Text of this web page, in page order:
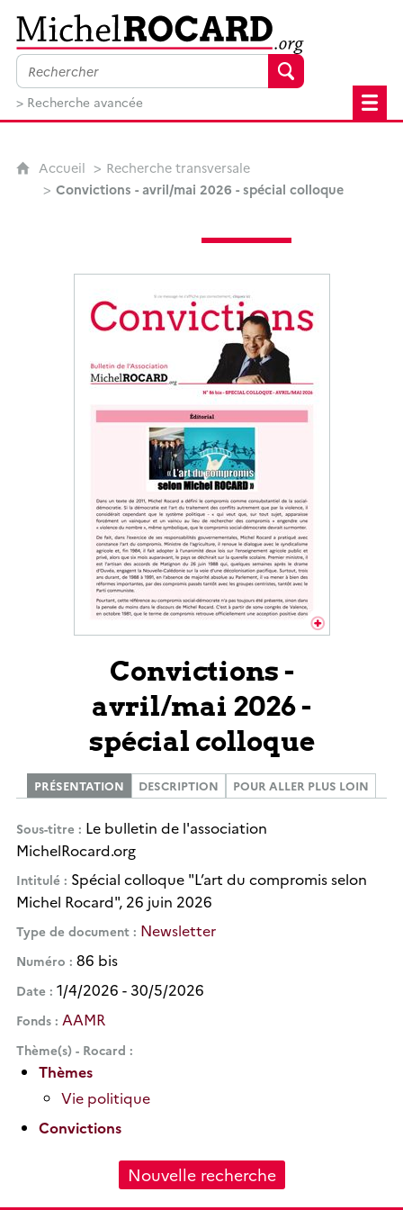
MichelRocard.org
> Recherche avancée
Accueil
Recherche transversale
Convictions - avril/mai 2026 - spécial colloque
Convictions -
avril/mai 2026 -
spécial colloque
PRÉSENTATION DESCRIPTION POUR ALLER PLUS LOIN
Sous-titre
Le bulletin de l'association
MichelRocard.org
Intitulé
Spécial colloque "L’art du compromis selon
Michel Rocard", 26 juin 2026
Type de document Newsletter
Numéro 86 bis
Date 1/4/2026 - 30/5/2026
Fonds AAMR
Thème(s) - Rocard
Thèmes
Vie politique
Convictions
Nouvelle recherche